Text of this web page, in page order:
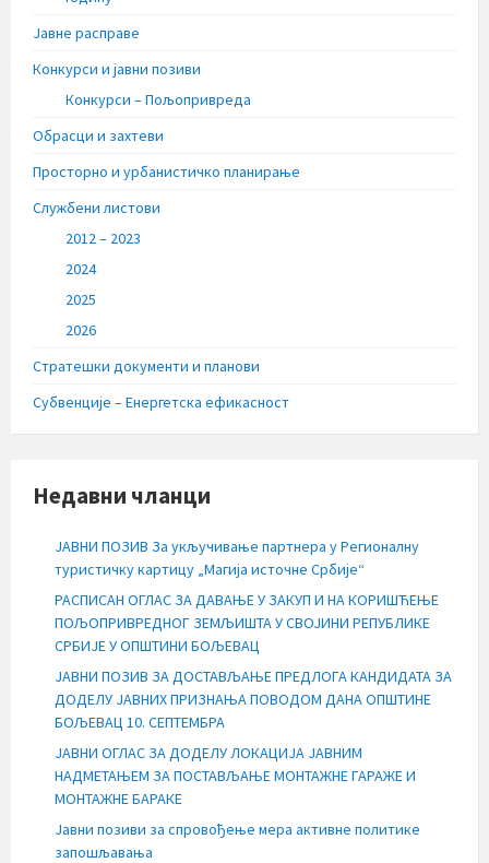
Јавне расправе
Конкурси и јавни позиви
Конкурси – Пољопривреда
Обрасци и захтеви
Просторно и урбанистичко планирање
Службени листови
2012 – 2023
2024
2025
2026
Стратешки документи и планови
Субвенције – Енергетска ефикасност
Недавни чланци
ЈАВНИ ПОЗИВ За укључивање партнера у Регионалну
туристичку картицу „Магија источне Србије“
РАСПИСАН ОГЛАС ЗА ДАВАЊЕ У ЗАКУП И НА КОРИШЋЕЊЕ
ПОЉОПРИВРЕДНОГ ЗЕМЉИШТА У СВОЈИНИ РЕПУБЛИКЕ
СРБИЈЕ У ОПШТИНИ БОЉЕВАЦ
ЈАВНИ ПОЗИВ ЗА ДОСТАВЉАЊЕ ПРЕДЛОГА КАНДИДАТА ЗА
ДОДЕЛУ ЈАВНИХ ПРИЗНАЊА ПОВОДОМ ДАНА ОПШТИНЕ
БОЉЕВАЦ 10. СЕПТЕМБРА
ЈАВНИ ОГЛАС ЗА ДОДЕЛУ ЛОКАЦИЈА ЈАВНИМ
НАДМЕТАЊЕМ ЗА ПОСТАВЉАЊЕ МОНТАЖНЕ ГАРАЖЕ И
МОНТАЖНЕ БАРАКЕ
Јавни позиви за спровођење мера активне политике
запошљавања